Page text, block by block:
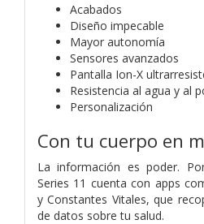
Acabados
Diseño impecable
Mayor autonomía
Sensores avanzados
Pantalla Ion-X
Resistencia al agua y al
Personalización
Con tu cuerpo en
La información es poder.
Series 11 cuenta con apps
y Constantes Vitales, que
de datos sobre tu salud.